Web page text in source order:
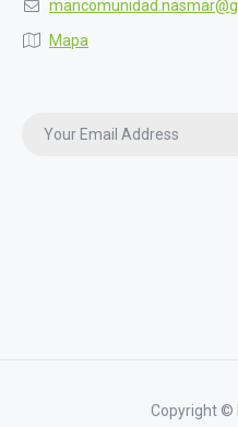
Mapa
Copyright ©